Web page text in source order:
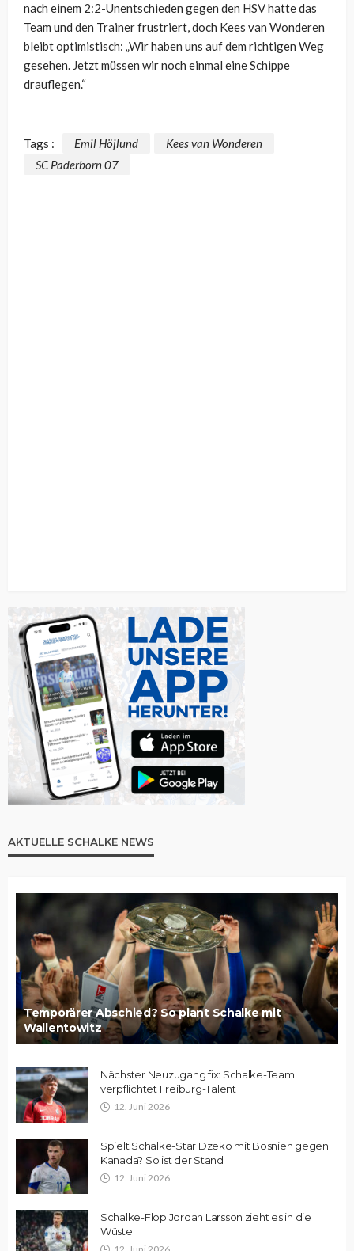
nach einem 2:2-Unentschieden gegen den HSV hatte das
Team und den Trainer frustriert, doch Kees van Wonderen
bleibt optimistisch: „Wir haben uns auf dem richtigen Weg
gesehen. Jetzt müssen wir noch einmal eine Schippe
drauflegen.“
Tags : Emil Höjlund
Kees van Wonderen
SC Paderborn 07
AKTUELLE SCHALKE NEWS
Temporärer Abschied? So plant Schalke mit
Wallentowitz
Nächster Neuzugang fix: Schalke-Team
verpflichtet Freiburg-Talent
12. Juni 2026
Spielt Schalke-Star Dzeko mit Bosnien gegen
Kanada? So ist der Stand
12. Juni 2026
Schalke-Flop Jordan Larsson zieht es in die
Wüste